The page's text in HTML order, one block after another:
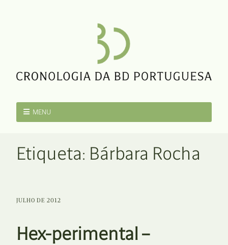
MENU
Etiqueta: Bárbara Rocha
JULHO DE 2012
Hex-perimental –